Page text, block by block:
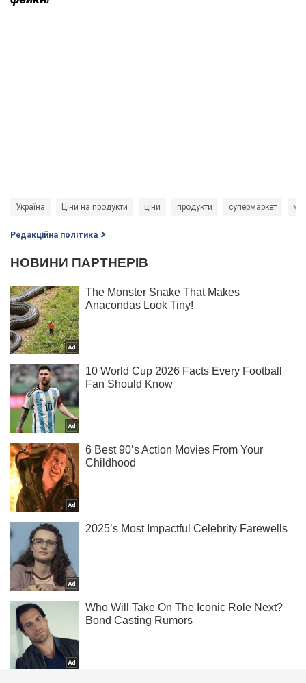
Україна Ціни на продукти ціни продукти супермаркет
Редакційна політика